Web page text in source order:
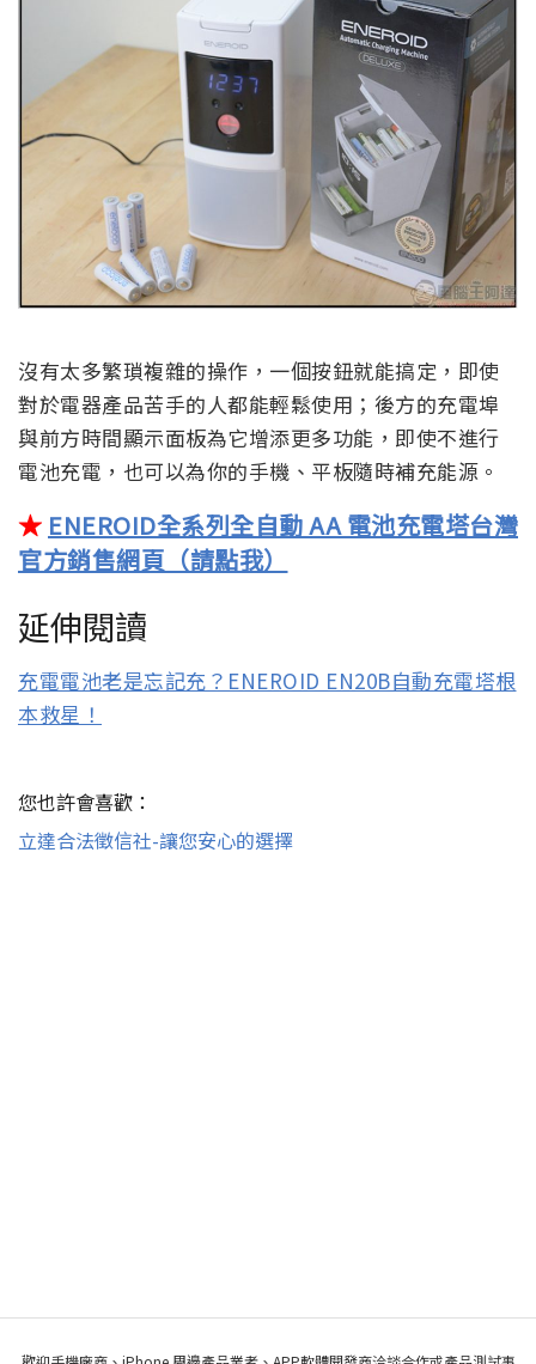
沒有太多繁瑣複雜的操作，一個按鈕就能搞定，即使
對於電器產品苦手的人都能輕鬆使用；後方的充電埠
與前方時間顯示面板為它增添更多功能，即使不進行
電池充電，也可以為你的手機、平板隨時補充能源。
★ ENEROID全系列全自動 AA 電池充電塔台灣
官方銷售網頁（請點我）
延伸閱讀
充電電池老是忘記充？ENEROID EN20B自動充電塔根
本救星！
您也許會喜歡：
立達合法徵信社-讓您安心的選擇